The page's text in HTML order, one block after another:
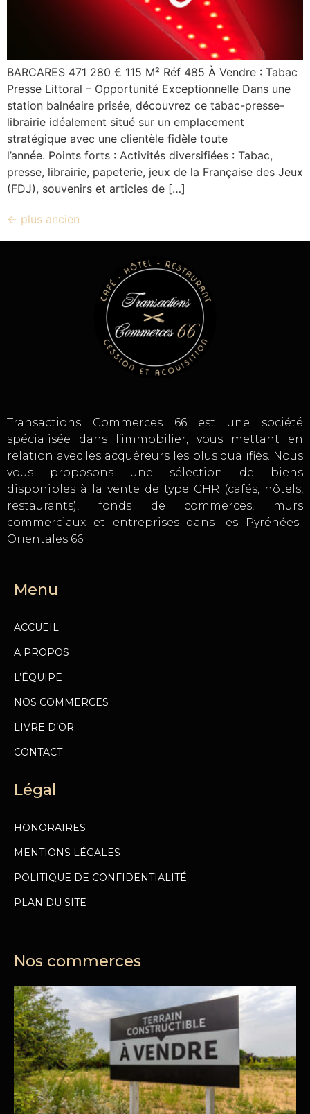
BARCARES 471 280 € 115 M² Réf 485 À Vendre : Tabac
Presse Littoral – Opportunité Exceptionnelle Dans une
station balnéaire prisée, découvrez ce tabac-presse-
librairie idéalement situé sur un emplacement
stratégique avec une clientèle fidèle toute
l’année. Points forts : Activités diversifiées : Tabac,
presse, librairie, papeterie, jeux de la Française des Jeux
(FDJ), souvenirs et articles de […]
← plus ancien
Transactions Commerces 66 est une société
spécialisée dans l’immobilier, vous mettant en
relation avec les acquéreurs les plus qualifiés. Nous
vous proposons une sélection de biens
disponibles à la vente de type CHR (cafés, hôtels,
restaurants), fonds de commerces, murs
commerciaux et entreprises dans les Pyrénées-
Orientales 66.
Menu
ACCUEIL
A PROPOS
L’ÉQUIPE
NOS COMMERCES
LIVRE D’OR
CONTACT
Légal
HONORAIRES
MENTIONS LÉGALES
POLITIQUE DE CONFIDENTIALITÉ
PLAN DU SITE
Nos commerces